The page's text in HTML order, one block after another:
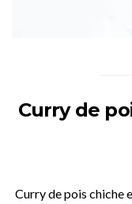
Curry de
Curry de pois chiche